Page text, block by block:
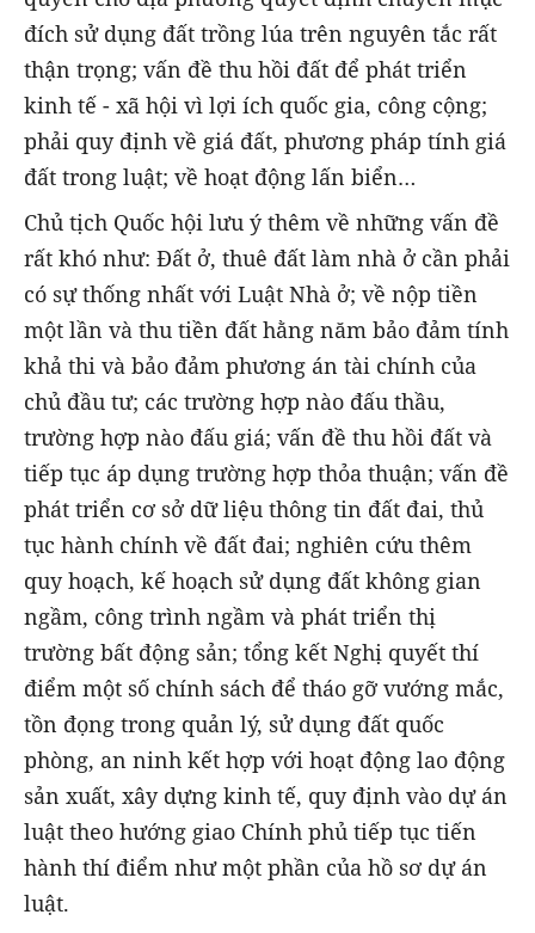
đích sử dụng đất trồng lúa trên nguyên tắc rất
thận trọng; vấn đề thu hồi đất để phát triển
kinh tế - xã hội vì lợi ích quốc gia, công cộng;
phải quy định về giá đất, phương pháp tính giá
đất trong luật; về hoạt động lấn biển…
Chủ tịch Quốc hội lưu ý thêm về những vấn đề
rất khó như: Đất ở, thuê đất làm nhà ở cần phải
có sự thống nhất với Luật Nhà ở; về nộp tiền
một lần và thu tiền đất hằng năm bảo đảm tính
khả thi và bảo đảm phương án tài chính của
chủ đầu tư; các trường hợp nào đấu thầu,
trường hợp nào đấu giá; vấn đề thu hồi đất và
tiếp tục áp dụng trường hợp thỏa thuận; vấn đề
phát triển cơ sở dữ liệu thông tin đất đai, thủ
tục hành chính về đất đai; nghiên cứu thêm
quy hoạch, kế hoạch sử dụng đất không gian
ngầm, công trình ngầm và phát triển thị
trường bất động sản; tổng kết Nghị quyết thí
điểm một số chính sách để tháo gỡ vướng mắc,
tồn đọng trong quản lý, sử dụng đất quốc
phòng, an ninh kết hợp với hoạt động lao động
sản xuất, xây dựng kinh tế, quy định vào dự án
luật theo hướng giao Chính phủ tiếp tục tiến
hành thí điểm như một phần của hồ sơ dự án
luật.